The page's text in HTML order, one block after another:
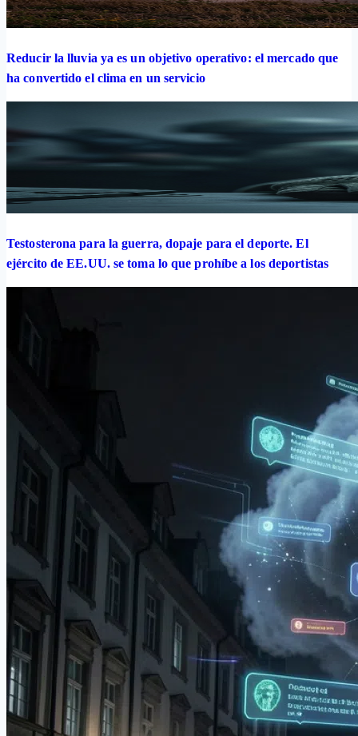
Reducir la lluvia ya es un objetivo operativo: el mercado que
ha convertido el clima en un servicio
Testosterona para la guerra, dopaje para el deporte. El
ejército de EE.UU. se toma lo que prohíbe a los deportistas